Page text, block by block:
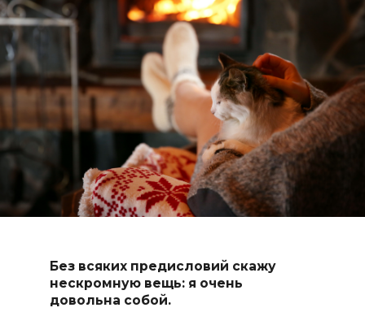
Без всяких предисловий скажу
нескромную вещь: я очень
довольна собой.